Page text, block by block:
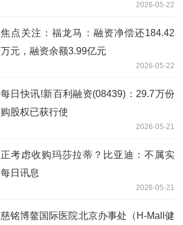
2026-05-22
焦点关注：福龙马：融资净偿还184.42
万元，融资余额3.99亿元
2026-05-22
每日快讯!新百利融资(08439)：29.7万份
购股权已获行使
2026-05-21
正考虑收购玛莎拉蒂？比亚迪：不属实
每日讯息
2026-05-21
慈铭博鳌国际医院北京办事处（H-Mall健